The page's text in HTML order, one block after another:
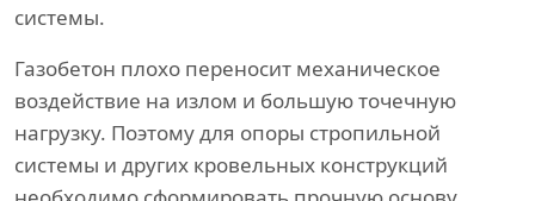
системы.
Газобетон плохо переносит механическое
воздействие на излом и большую точечную
нагрузку. Поэтому для опоры стропильной
системы и других кровельных конструкций